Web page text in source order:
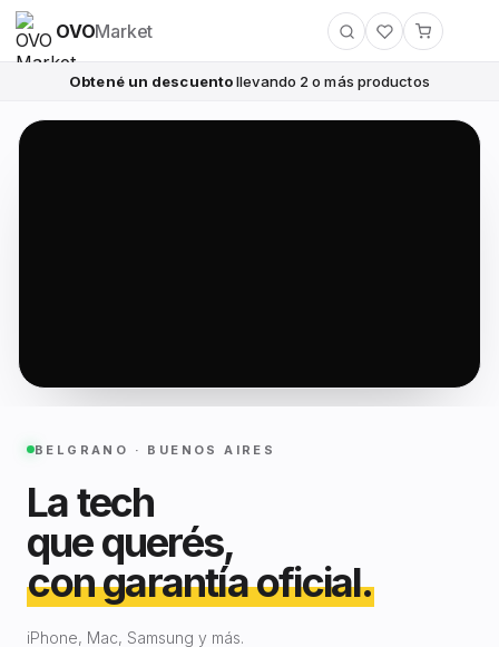
OVOMarket
Obtené un descuentollevando 2 o más productos
BELGRANO · BUENOS AIRES
La tech
que querés,
con garantía oficial.
iPhone, Mac, Samsung y más.